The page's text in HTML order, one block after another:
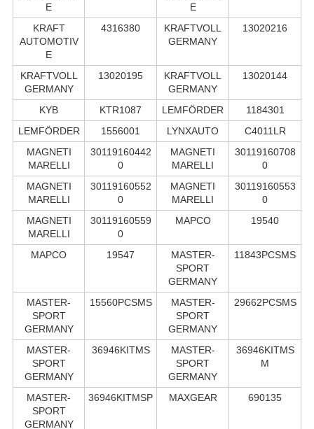
E
E
KRAFT
AUTOMOTIV
E
4316380
KRAFTVOLL
GERMANY
13020216
KRAFTVOLL
GERMANY
13020195
KRAFTVOLL
GERMANY
13020144
KYB KTR1087 LEMFÖRDER
1184301
LEMFÖRDER
1556001 LYNXAUTO
C4011LR
MAGNETI
MARELLI
30119160442
0
MAGNETI
MARELLI
30119160708
0
MAGNETI
MARELLI
30119160552
0
MAGNETI
MARELLI
30119160553
0
MAGNETI
MARELLI
30119160559
0
MAPCO 19540
MAPCO 19547
MASTER-
SPORT
GERMANY
11843PCSMS
MASTER-
SPORT
GERMANY
15560PCSMS
MASTER-
SPORT
GERMANY
29662PCSMS
MASTER-
SPORT
GERMANY
36946KITMS
MASTER-
SPORT
GERMANY
36946KITMS
M
MASTER-
SPORT
GERMANY
36946KITMSP MAXGEAR 690135